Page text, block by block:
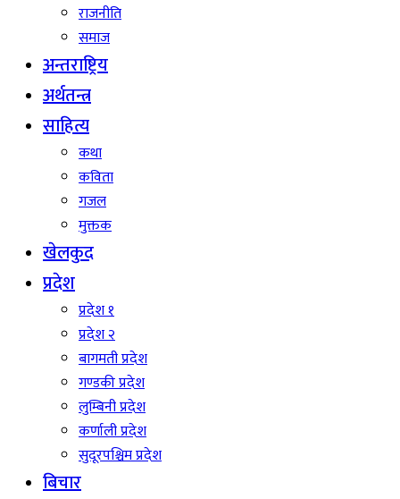
राजनीति
समाज
अन्तराष्ट्रिय
अर्थतन्त्र
साहित्य
कथा
कविता
गजल
मुक्तक
खेलकुद
प्रदेश
प्रदेश १
प्रदेश २
बागमती प्रदेश
गण्डकी प्रदेश
लुम्बिनी प्रदेश
कर्णाली प्रदेश
सुदूरपश्चिम प्रदेश
बिचार